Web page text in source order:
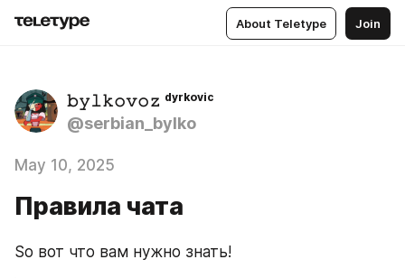
About Teletype Join
𝚋𝚢𝚕𝚔𝚘𝚟𝚘𝚣 ᵈʸʳᵏᵒᵛⁱᶜ
@serbian_bylko
May 10, 2025
Правила чата
So вот что вам нужно знать!